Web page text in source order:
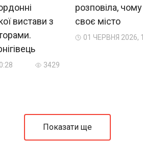
вистави з
3429
розповіла,
своє місто
01 ЧЕРВНЯ 2026,
Показати ще